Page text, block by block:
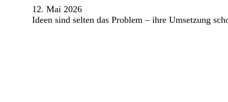
12. Mai 2026
Ideen sind selten das Problem – ihre Umsetzung